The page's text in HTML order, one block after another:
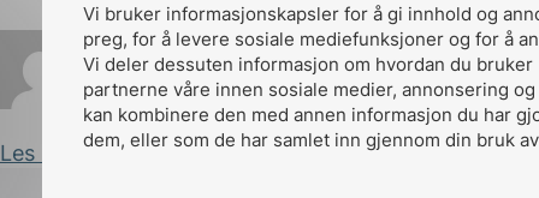
Vi bruker informasjonskapsler for å gi innhold og
preg, for å levere sosiale mediefunksjoner og for å
Vi deler dessuten informasjon om hvordan du
partnerne våre innen sosiale medier, annonsering
kan kombinere den med annen informasjon du har
dem, eller som de har samlet inn gjennom din bruk
Iselin Dahl Publisert 22.01.2024
Les innlegg